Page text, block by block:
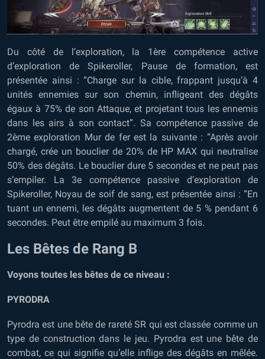
Du côté de l’exploration, la 1ère compétence active
d’exploration de Spikeroller, Pause de formation, est
présentée ainsi : “Charge sur la cible, frappant jusqu’à 4
unités ennemies sur son chemin, infligeant des dégâts
égaux à 75% de son Attaque, et projetant tous les ennemis
dans les airs à son contact”. Sa compétence passive de
2ème exploration Mur de fer est la suivante : “Après avoir
chargé, crée un bouclier de 20% de HP MAX qui neutralise
50% des dégâts. Le bouclier dure 5 secondes et ne peut pas
s’empiler. La 3e compétence passive d’exploration de
Spikeroller, Noyau de soif de sang, est présentée ainsi : “En
tuant un ennemi, les dégâts augmentent de 5 % pendant 6
secondes. Peut être empilé au maximum 3 fois.
Les Bêtes de Rang B
Voyons toutes les bêtes de ce niveau :
PYRODRA
Pyrodra est une bête de rareté SR qui est classée comme un
type de construction dans le jeu. Pyrodra est une bête de
combat, ce qui signifie qu’elle inflige des dégâts en mêlée.